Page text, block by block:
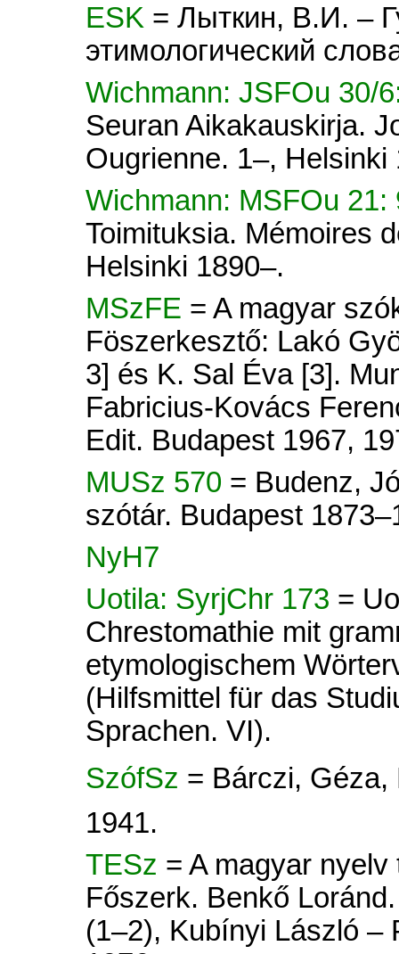
ESK = Лыткин, В.И. –
этимологический
Wichmann: JSFOu 30/
Seuran Aikakauskirja.
Ougrienne. 1–, Helsinki
Wichmann: MSFOu
Toimituksia. Mémoires
Helsinki 1890–.
MSzFE = A magyar
Föszerkesztő: Lakó
3] és K. Sal Éva [3].
Fabricius-Kovács
Edit. Budapest 1967,
MUSz 570 = Budenz,
szótár. Budapest
NyH7
Uotila: SyrjChr 173 =
Chrestomathie mit
etymologischem
(Hilfsmittel für das
Sprachen. VI).
SzófSz = Bárczi, Géza,
1941.
TESz = A magyar
Főszerk. Benkő
(1–2), Kubínyi László –